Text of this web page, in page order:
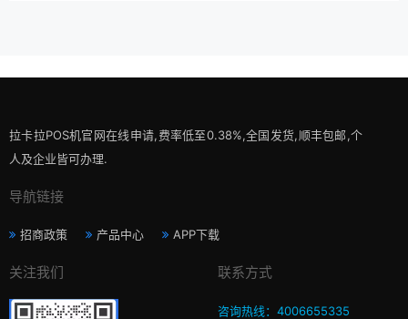
拉卡拉POS机官网在线申请,费率低至0.38%,全国发货,顺丰包邮,个
人及企业皆可办理.
导航链接
招商政策 产品中心 APP下载
关注我们 联系方式
咨询热线：4006655335